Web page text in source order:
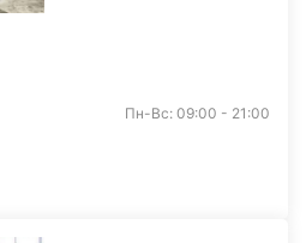
Пн-Вс: 09:00 - 21:00